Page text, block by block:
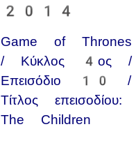
2014
Game of Thrones
/ Κύκλος 4ος /
Επεισόδιο 10 /
Τίτλος επεισοδίου:
The Children